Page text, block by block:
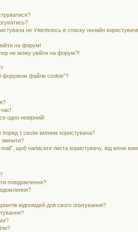
не з'являлось в списку онлайн
на форум!
не можу увійти на форум?!
форумом файли cookie”?
одно невірний!
з своїм іменем користувача?
щоб написати листа користувачу, від мене
повідомлення?
відповідей для свого опитування?